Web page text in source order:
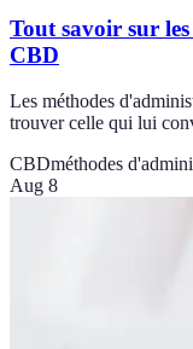
Tout savoir sur
CBD
Les méthodes
trouver celle qui lui
CBDméthodes
Aug 8